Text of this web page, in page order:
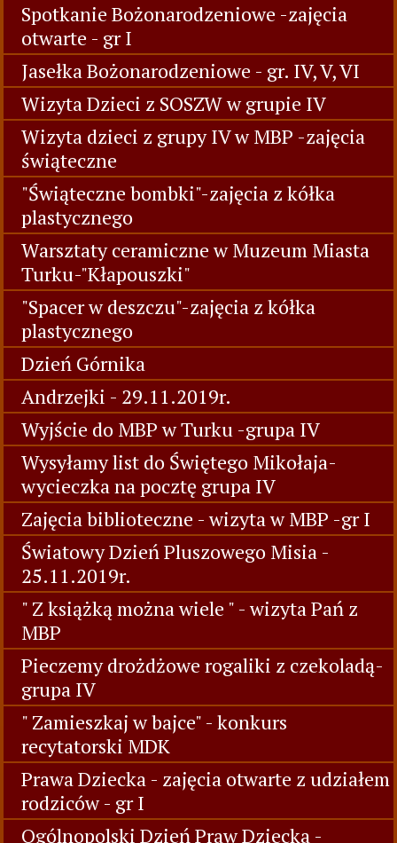
Spotkanie Bożonarodzeniowe -zajęcia
otwarte - gr I
Jasełka Bożonarodzeniowe - gr. IV, V, VI
Wizyta Dzieci z SOSZW w grupie IV
Wizyta dzieci z grupy IV w MBP -zajęcia
świąteczne
"Świąteczne bombki"-zajęcia z kółka
plastycznego
Warsztaty ceramiczne w Muzeum Miasta
Turku-"Kłapouszki"
"Spacer w deszczu"-zajęcia z kółka
plastycznego
Dzień Górnika
Andrzejki - 29.11.2019r.
Wyjście do MBP w Turku -grupa IV
Wysyłamy list do Świętego Mikołaja-
wycieczka na pocztę grupa IV
Zajęcia biblioteczne - wizyta w MBP -gr I
Światowy Dzień Pluszowego Misia -
25.11.2019r.
" Z książką można wiele " - wizyta Pań z
MBP
Pieczemy drożdżowe rogaliki z czekoladą-
grupa IV
" Zamieszkaj w bajce" - konkurs
recytatorski MDK
Prawa Dziecka - zajęcia otwarte z udziałem
rodziców - gr I
Ogólnopolski Dzień Praw Dziecka -